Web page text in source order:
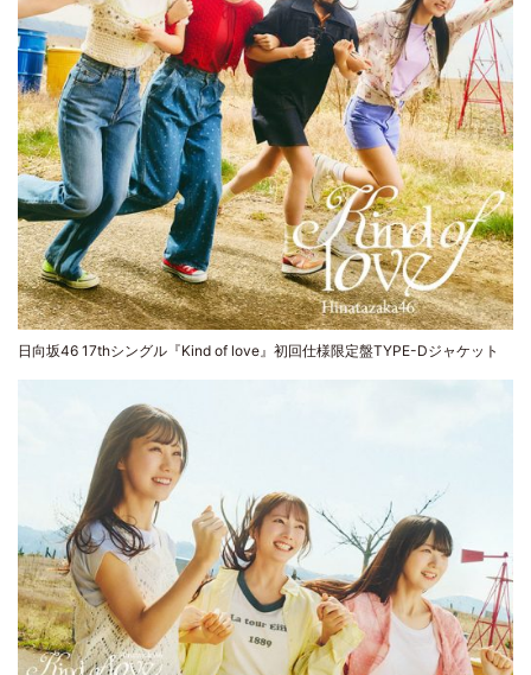
日向坂46 17thシングル『Kind of love』初回仕様限定盤TYPE-Dジャケット